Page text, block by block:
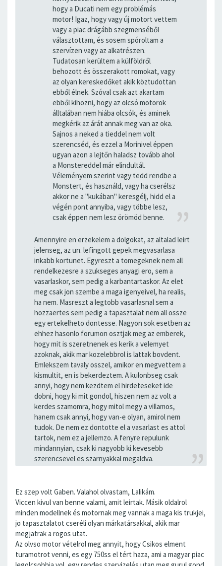
hogy a Ducati nem egy problémás
motor! Igaz, hogy vagy új motort vettem
vagy a piac drágább szegmenséből
választottam, és sosem spóroltam a
szervízen vagy az alkatrészen.
Tudatosan kerültem a külföldről
behozott és összerakott romokat, vagy
az olyan kereskedőket akik köztudottan
ebből élnek. Szóval csak azt akartam
ebből kihozni, hogy az olcsó motorok
álltalában nem hiába olcsók, és aminek
megkérik az árát annak meg van az oka.
Sajnos a neked a tieddel nem volt
szerencséd, és ezzel a Morinivel éppen
ugyan azon a lejtőn haladsz tovább ahol
a Monstereddel már elindultál.
Véleményem szerint vagy tedd rendbe a
Monstert, és használd, vagy ha cserélsz
akkor ne a "kukában" keresgélj, hidd el a
végén pont annyiba, vagy többe lesz,
csak éppen nem lesz örömöd benne.
Amennyire en erzekelem a dolgokat, az altalad leirt
jelenseg, az un. lefingott gepek megvasarlasa
inkabb kortunet. Egyreszt a tomegeknek nem all
rendelkezesre a szukseges anyagi ero, sem a
vasarlaskor, sem pedig a karbantartaskor. Az elet
meg csak jon szembe a maga igenyeivel, ha realis,
ha nem. Masreszt a legtobb vasarlasnal sem a
hozzaertes sem pedig a tapasztalat nem all ossze
egy ertekelheto dontesse. Nagyon sok esetben az
ehhez hasonlo forumon osztjak meg az emberek,
hogy mit is szeretnenek es kerik a velemyet
azoknak, akik mar kozelebbrol is lattak bovdent.
Emlekszem tavaly osszel, amikor en megvettem a
kismultit, en is bekerdeztem. A kulonbseg csak
annyi, hogy nem kezdtem el hirdeteseket ide
dobni, hogy ki mit gondol, hiszen nem az volt a
kerdes szamomra, hogy mitol megy a villamos,
hanem csak annyi, hogy van-e olyan, amirol nem
tudok. De nem ez dontotte el a vasarlast es attol
tartok, nem ez a jellemzo. A fenyre repulunk
mindannyian, csak ki nagyobb ki kevesebb
szerencsevel es szarnyakkal megaldva.
Ez szep volt Gaben. Valahol olvastam, Lalikám.
Viccen kivul van benne valami, amit leirtak. Másik oldalrol
minden modellnek és motornak meg vannak a maga kis trukjei,
jo tapasztalatot cseréli olyan márkatársakkal, akik mar
megjatrak a rogos utat.
Az olvso motor vételrol meg annyit, hogy Csikos elment
turamotrot venni, es egy 750ss el tért haza, ami a magyar piac